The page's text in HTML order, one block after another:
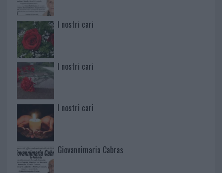
I nostri cari
I nostri cari
I nostri cari
Giovannimaria Cabras